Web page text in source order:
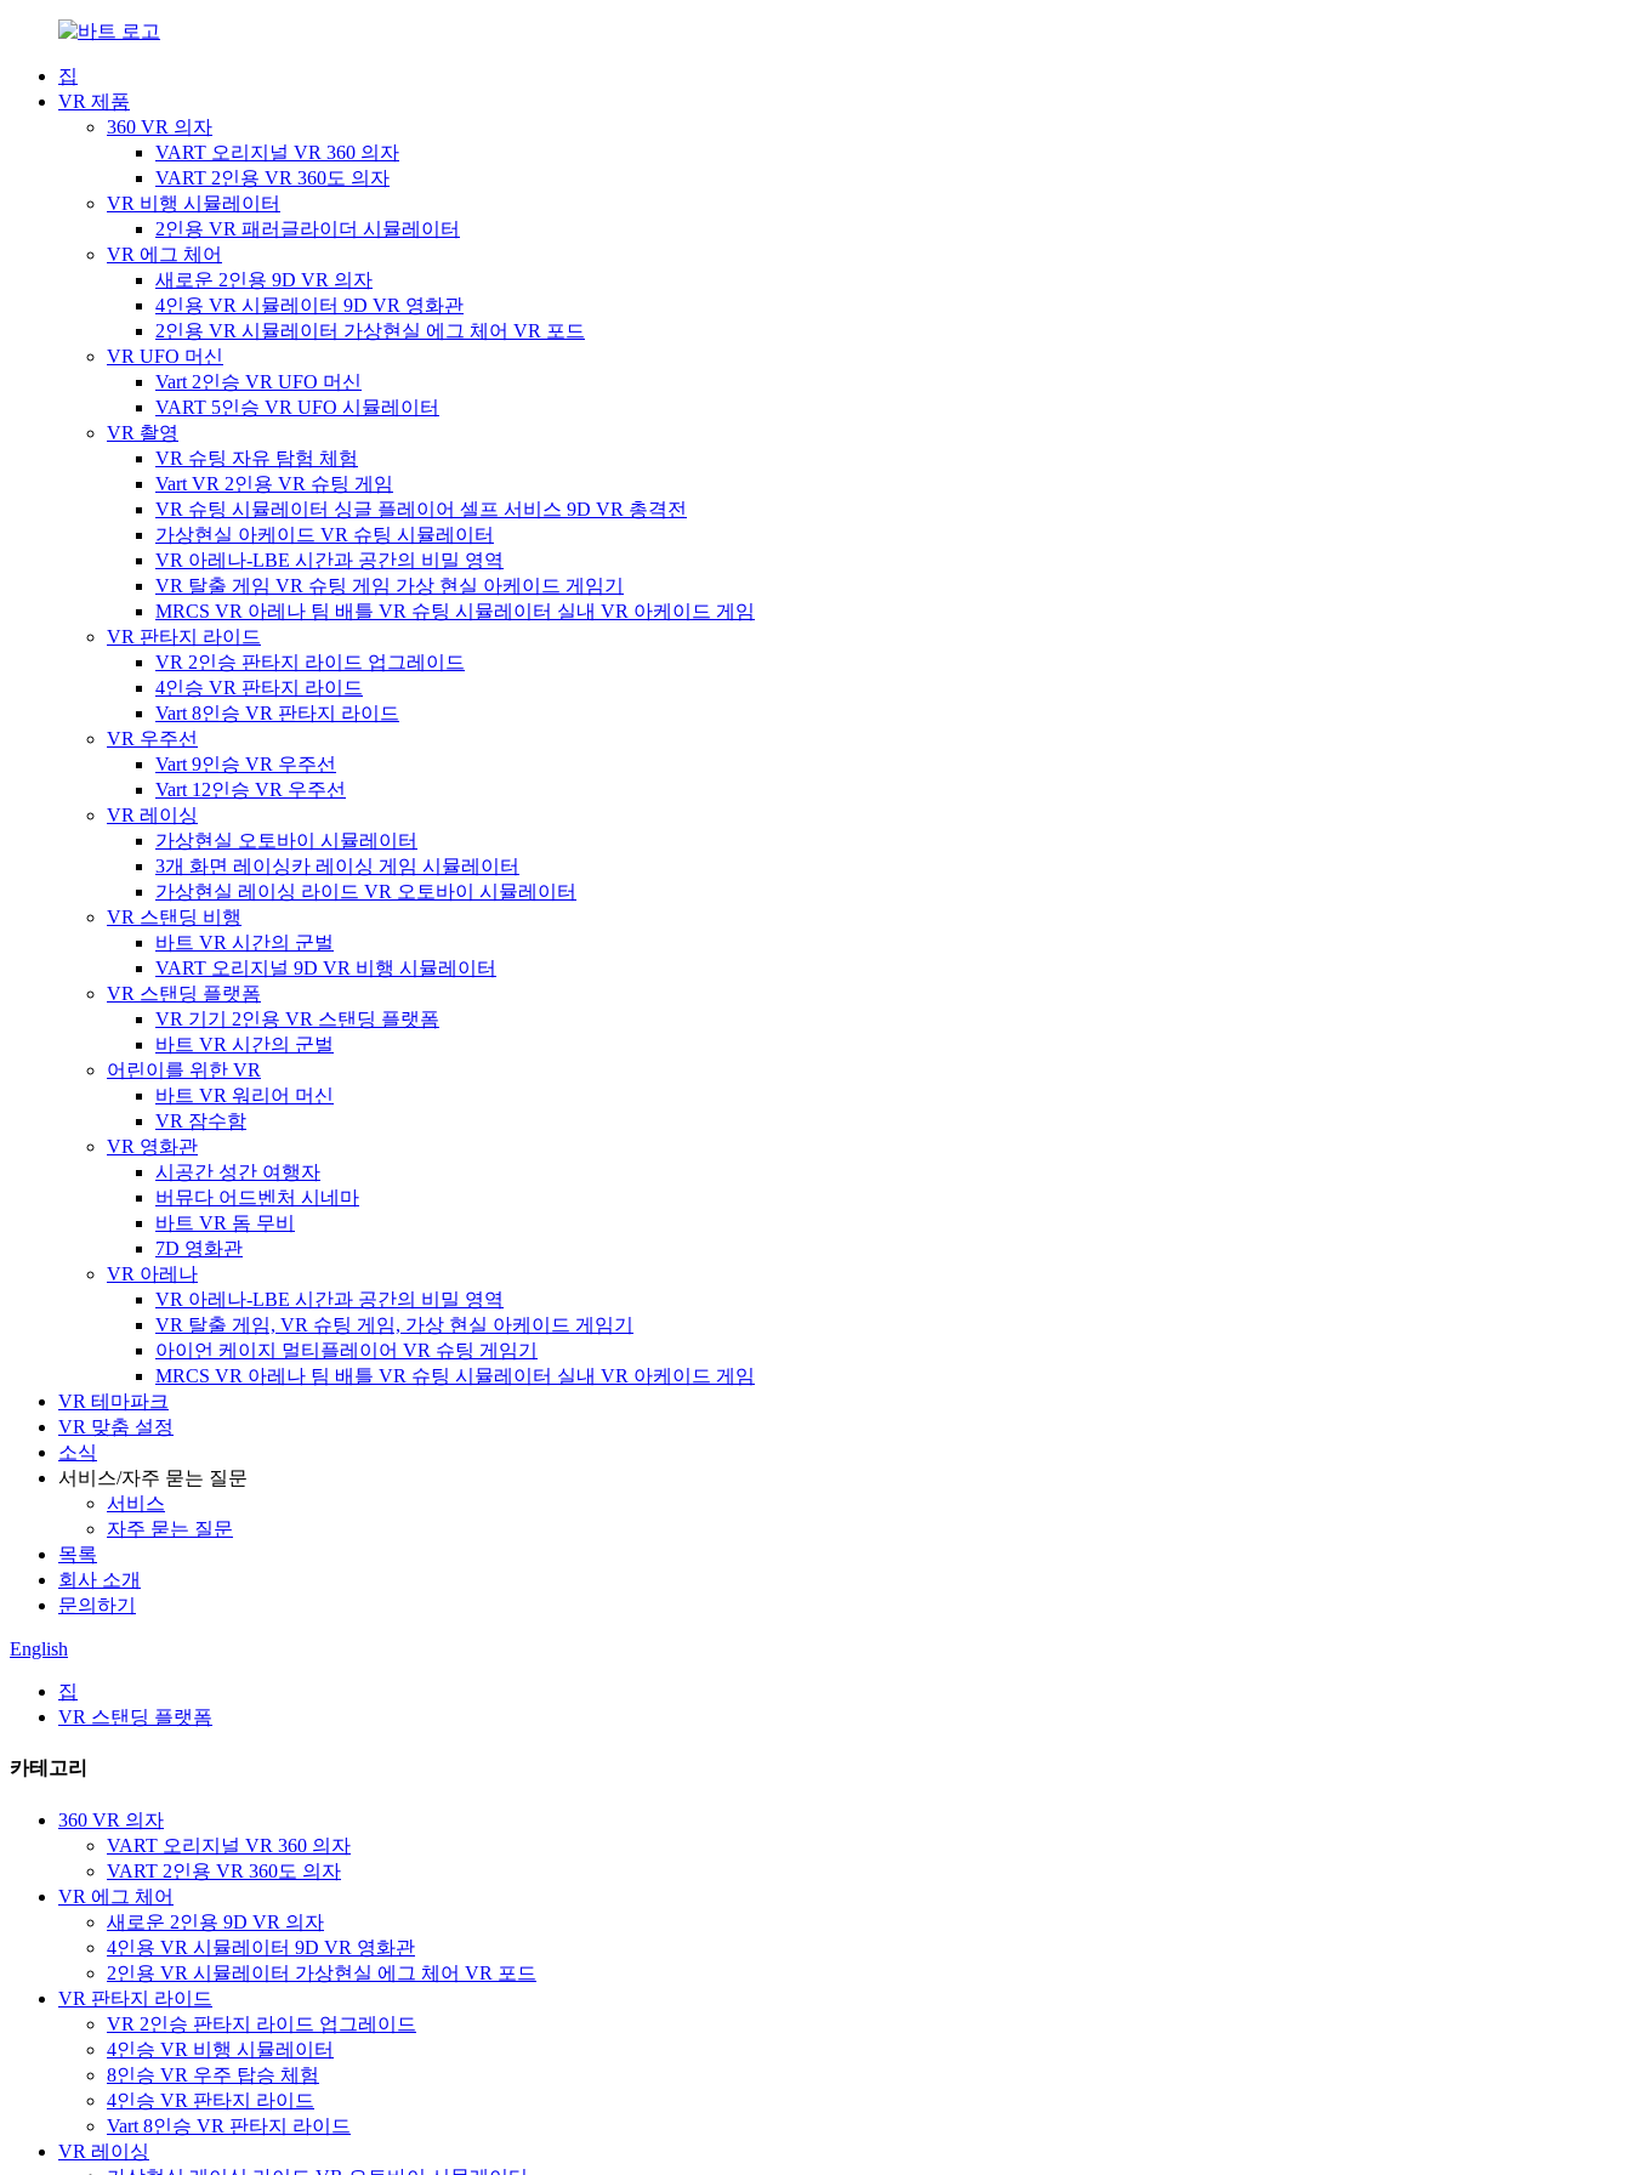
집
VR 제품
360 VR 의자
VART 오리지널 VR 360 의자
VART 2인용 VR 360도 의자
VR 비행 시뮬레이터
2인용 VR 패러글라이더 시뮬레이터
VR 에그 체어
새로운 2인용 9D VR 의자
4인용 VR 시뮬레이터 9D VR 영화관
2인용 VR 시뮬레이터 가상현실 에그 체어 VR 포드
VR UFO 머신
Vart 2인승 VR UFO 머신
VART 5인승 VR UFO 시뮬레이터
VR 촬영
VR 슈팅 자유 탐험 체험
Vart VR 2인용 VR 슈팅 게임
VR 슈팅 시뮬레이터 싱글 플레이어 셀프 서비스 9D VR 총격전
가상현실 아케이드 VR 슈팅 시뮬레이터
VR 아레나-LBE 시간과 공간의 비밀 영역
VR 탈출 게임 VR 슈팅 게임 가상 현실 아케이드 게임기
MRCS VR 아레나 팀 배틀 VR 슈팅 시뮬레이터 실내 VR 아케이드 게임
VR 판타지 라이드
VR 2인승 판타지 라이드 업그레이드
4인승 VR 판타지 라이드
Vart 8인승 VR 판타지 라이드
VR 우주선
Vart 9인승 VR 우주선
Vart 12인승 VR 우주선
VR 레이싱
가상현실 오토바이 시뮬레이터
3개 화면 레이싱카 레이싱 게임 시뮬레이터
가상현실 레이싱 라이드 VR 오토바이 시뮬레이터
VR 스탠딩 비행
바트 VR 시간의 군벌
VART 오리지널 9D VR 비행 시뮬레이터
VR 스탠딩 플랫폼
VR 기기 2인용 VR 스탠딩 플랫폼
바트 VR 시간의 군벌
어린이를 위한 VR
바트 VR 워리어 머신
VR 잠수함
VR 영화관
시공간 성간 여행자
버뮤다 어드벤처 시네마
바트 VR 돔 무비
7D 영화관
VR 아레나
VR 아레나-LBE 시간과 공간의 비밀 영역
VR 탈출 게임, VR 슈팅 게임, 가상 현실 아케이드 게임기
아이언 케이지 멀티플레이어 VR 슈팅 게임기
MRCS VR 아레나 팀 배틀 VR 슈팅 시뮬레이터 실내 VR 아케이드 게임
VR 테마파크
VR 맞춤 설정
소식
서비스/자주 묻는 질문
서비스
자주 묻는 질문
목록
회사 소개
문의하기
English
집
VR 스탠딩 플랫폼
카테고리
360 VR 의자
VART 오리지널 VR 360 의자
VART 2인용 VR 360도 의자
VR 에그 체어
새로운 2인용 9D VR 의자
4인용 VR 시뮬레이터 9D VR 영화관
2인용 VR 시뮬레이터 가상현실 에그 체어 VR 포드
VR 판타지 라이드
VR 2인승 판타지 라이드 업그레이드
4인승 VR 비행 시뮬레이터
8인승 VR 우주 탑승 체험
4인승 VR 판타지 라이드
Vart 8인승 VR 판타지 라이드
VR 레이싱